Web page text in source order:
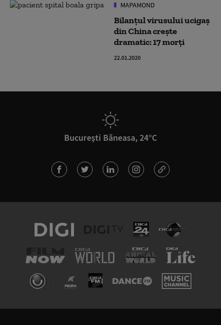
MAPAMOND
Bilanțul virusului ucigaș
din China crește
dramatic: 17 morți
22.01.2020
București Băneasa, 24°C